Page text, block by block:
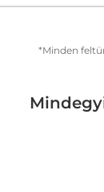
*Minden